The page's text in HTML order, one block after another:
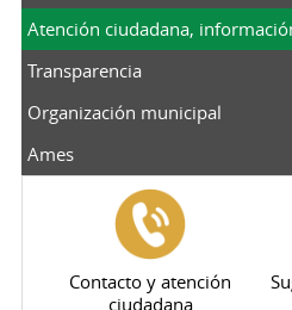
Atención ciudadana,
Transparencia
Organización municipal
Ames
Contacto y atención
ciudadana